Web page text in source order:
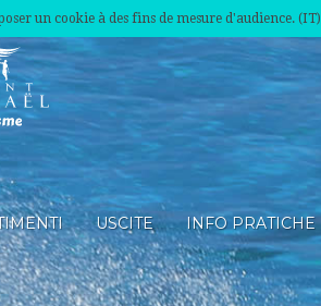
un cookie à des fins de mesure d'audience. (IT)
USCITE INFO PRATICHE